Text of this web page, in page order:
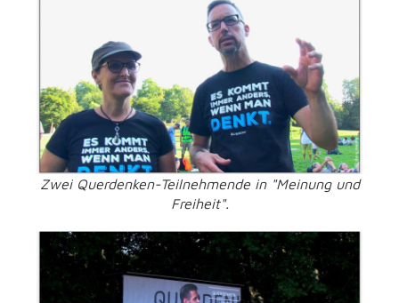
Zwei Querdenken-Teilnehmende in "Meinung und
Freiheit".